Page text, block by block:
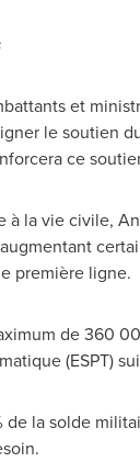
et
le soutien
ce
la vie civile,
première ligne.
de 360
(ESPT)
de la solde